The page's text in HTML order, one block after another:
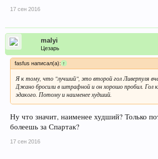
17 сен 2016
malyi
Цезарь
fasfus написал(а): ↑
Я к тому, что "лучший", это второй гол Ливерпуля
Джано бросили в штрафной и он хорошо пробил. Гол
эдакого. Потому и наименее худший.
Ну что значит, наименее худший? Только
болеешь за Спартак?
17 сен 2016